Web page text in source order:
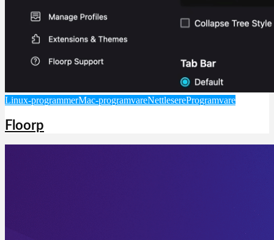
Linux-programmerMac-programvareNettlesereProgramvare
Floorp